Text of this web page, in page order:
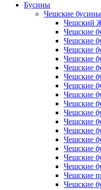
Бусины
Чешские бусины
Чешский
Чешские
Чешские
Чешские
Чешские
Чешские
Чешские
Чешские
Чешские
Чешские
Чешские
Чешские
Чешские
Чешские
Чешские
Чешские
Чешские
Чешские
Чешские